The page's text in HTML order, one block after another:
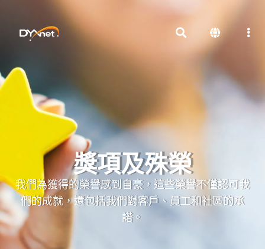
獎項及殊榮
我們為獲得的榮譽感到自豪，這些榮譽不僅認可我
們的成就，還包括我們對客戶、員工和社區的承
諾。